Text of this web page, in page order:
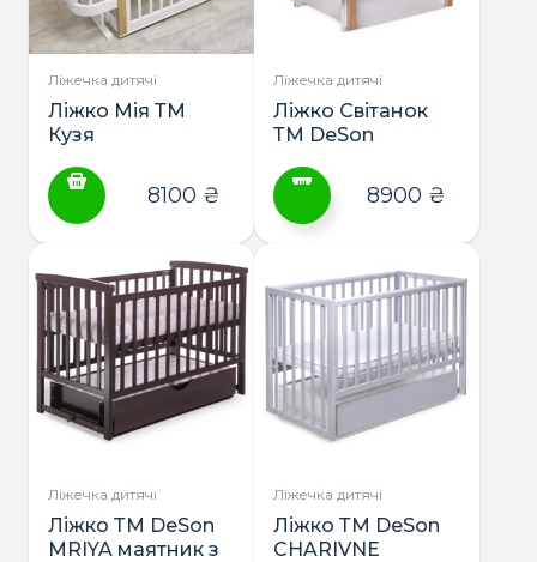
Ліжечка дитячі
Ліжко Мія ТМ
Кузя
8100 ₴
Ліжечка дитячі
Ліжко Світанок
ТМ DeSon
маятник з
шухлядою)
має
варіантів.
Параметри
можна
вибрати
сторінці
товару
8900 ₴
Ліжечка дитячі
Ліжко ТМ DeSon
MRIYA маятник з
Ліжечка дитячі
Ліжко ТМ DeSon
CHARIVNE